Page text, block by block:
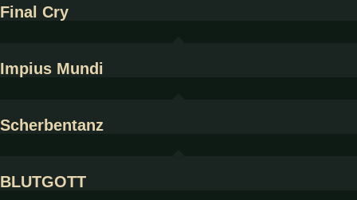
Final Cry
Impius Mundi
Scherbentanz
BLUTGOTT